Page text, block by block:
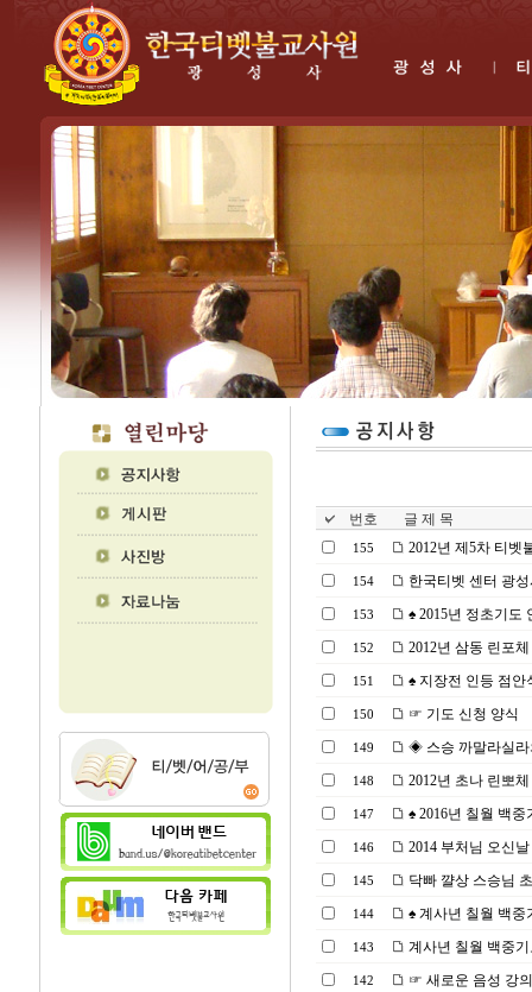
번호 글 제 목
155 2012년 제5차 티벳
154 한국티벳 센터 광
153 ♠ 2015년 정초기도
152 2012년 삼동 린포
151 ♠ 지장전 인등 점안
150 ☞ 기도 신청 양식
149 ◈ 스승 까말라실라
148 2012년 초나 린뽀
147 ♠ 2016년 칠월 백
146 2014 부처님 오신
145 닥빠 꺌상 스승님
144 ♠ 계사년 칠월 백중
143 계사년 칠월 백중
142 ☞ 새로운 음성 강